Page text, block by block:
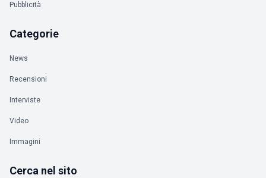
Pubblicità
Categorie
News
Recensioni
Interviste
Video
Immagini
Cerca nel sito